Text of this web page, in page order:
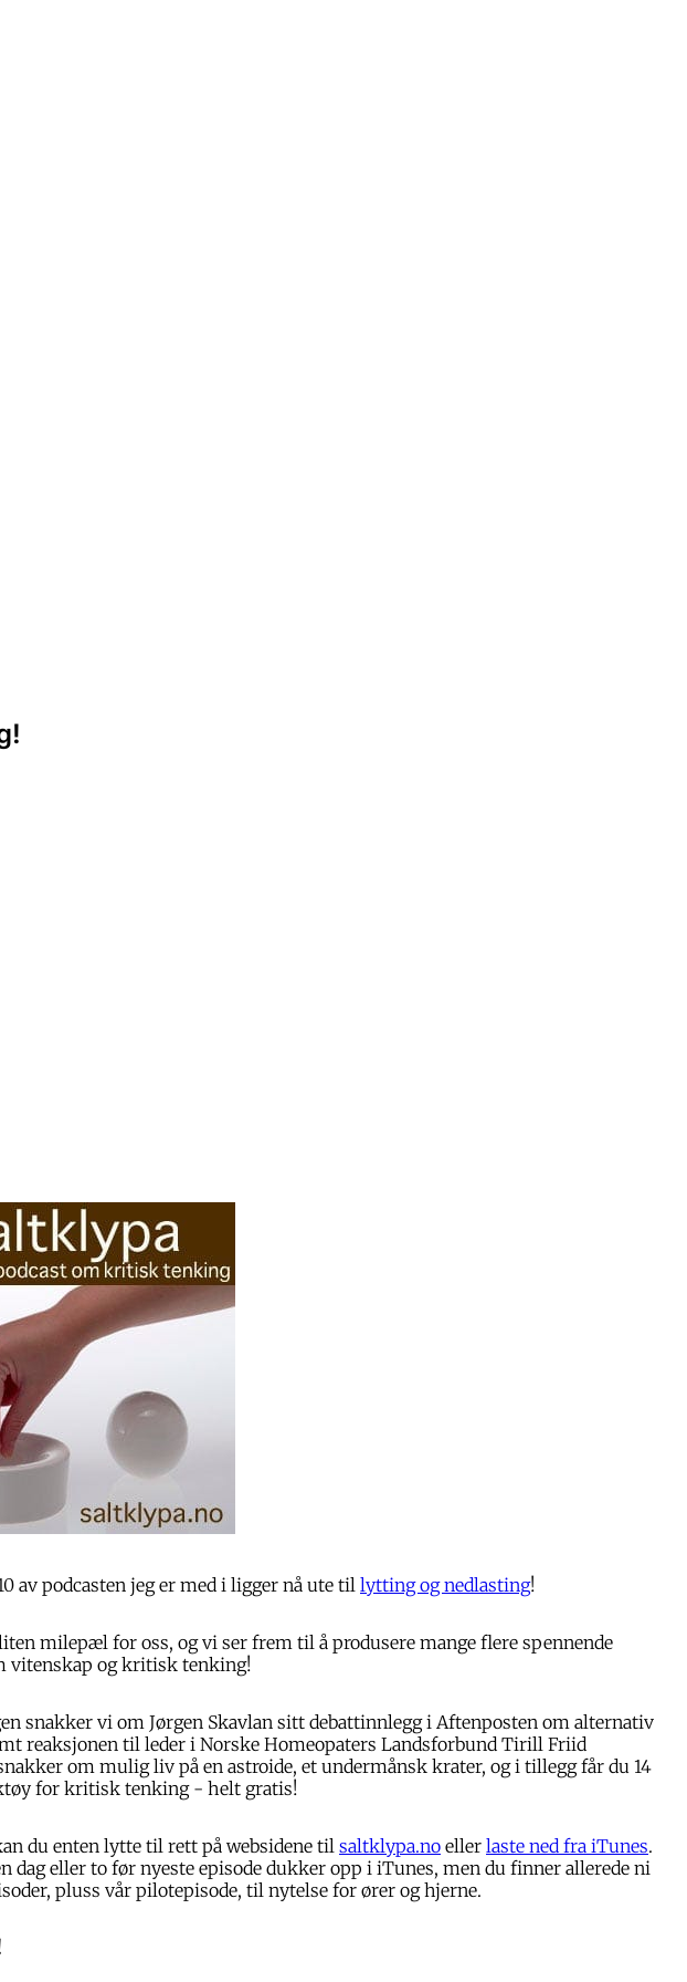
av podcasten jeg er med i ligger nå ute til lytting og nedlasting!
milepæl for oss, og vi ser frem til å produsere mange flere spennende
vitenskap og kritisk tenking!
snakker vi om Jørgen Skavlan sitt debattinnlegg i Aftenposten om alternativ
reaksjonen til leder i Norske Homeopaters Landsforbund Tirill Friid
om mulig liv på en astroide, et undermånsk krater, og i tillegg får du 14
for kritisk tenking - helt gratis!
du enten lytte til rett på websidene til saltklypa.no eller laste ned fra iTunes.
dag eller to før nyeste episode dukker opp i iTunes, men du finner allerede ni
pluss vår pilotepisode, til nytelse for ører og hjerne.